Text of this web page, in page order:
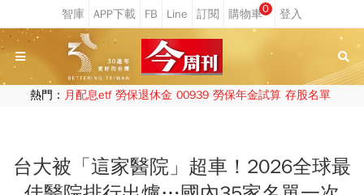
0
熱門： 月配息etf 勞保退休金 00939 勞保年金試算 存股名單
台大被「這家醫院」超車！2026全球最